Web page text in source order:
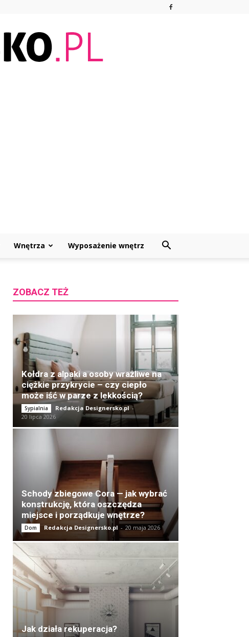
Wnętrza Wyposażenie wnętrz
ZOBACZ TEŻ
Kołdra z alpaki a osoby wrażliwe na
ciężkie przykrycie – czy ciepło
może iść w parze z lekkością?
Sypialnia Redakcja Designersko.pl -
20 lipca 2026
Schody zbiegowe Cora — jak wybrać
konstrukcję, która oszczędza
miejsce i porządkuje wnętrze?
Dom Redakcja Designersko.pl - 20 maja 2026
Jak działa rekuperacja?